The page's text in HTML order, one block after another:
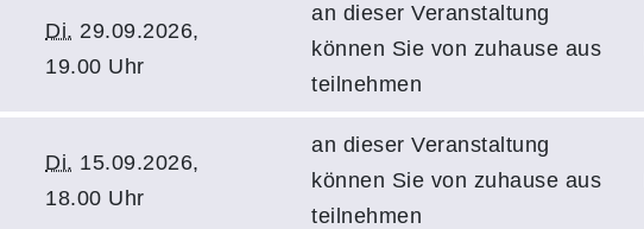
Di. 29.09.2026,
19.00 Uhr
an dieser Veranstaltung
können Sie von zuhause aus
teilnehmen
Di. 15.09.2026,
18.00 Uhr
an dieser Veranstaltung
können Sie von zuhause aus
teilnehmen